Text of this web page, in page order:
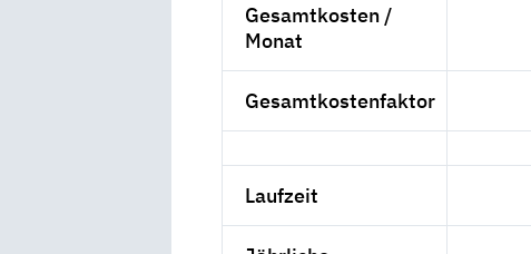
Gesamtkosten /
Monat
Gesamtkostenfaktor
Laufzeit